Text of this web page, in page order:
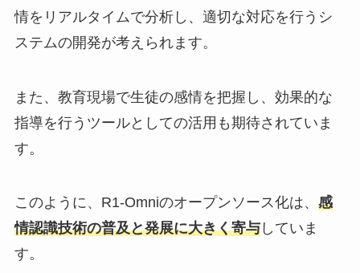
情をリアルタイムで分析し、適切な対応を行うシ
ステムの開発が考えられます。
​また、教育現場で生徒の感情を把握し、効果的な
指導を行うツールとしての活用も期待されていま
す。
​このように、R1-Omniのオープンソース化は、 感
情認識技術の普及と発展に大きく寄与していま
す。​